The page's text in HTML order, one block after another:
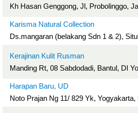
Kh Hasan Genggong, Jl, Probolinggo,
Karisma Natural Collection
Ds.mangaran (belakang Sdn 1 & 2),
Kerajinan Kulit Rusman
Manding Rt, 08 Sabdodadi, Bantul, DI
Harapan Baru, UD
Noto Prajan Ng 11/ 829 Yk,